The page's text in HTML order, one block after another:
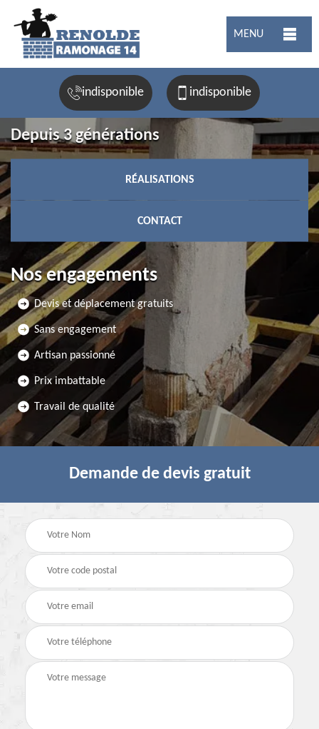
MENU
indisponible indisponible
Depuis 3 générations
RÉALISATIONS
CONTACT
Nos engagements
Devis et déplacement gratuits
Sans engagement
Artisan passionné
Prix imbattable
Travail de qualité
Demande de devis gratuit